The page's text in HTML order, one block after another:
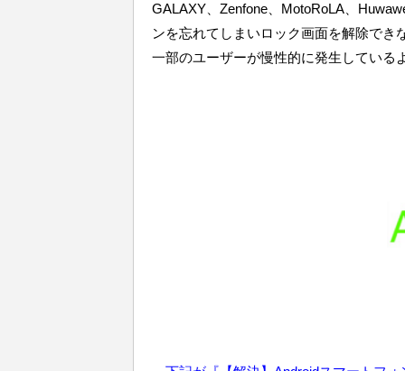
GALAXY、Zenfone、MotoRoLA、
ンを忘れてしまいロック画面を解除で
一部のユーザーが慢性的に発生している